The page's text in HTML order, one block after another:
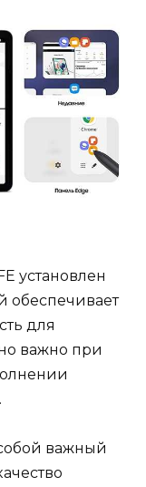
установлен
обеспечивает
для
важно при
важный